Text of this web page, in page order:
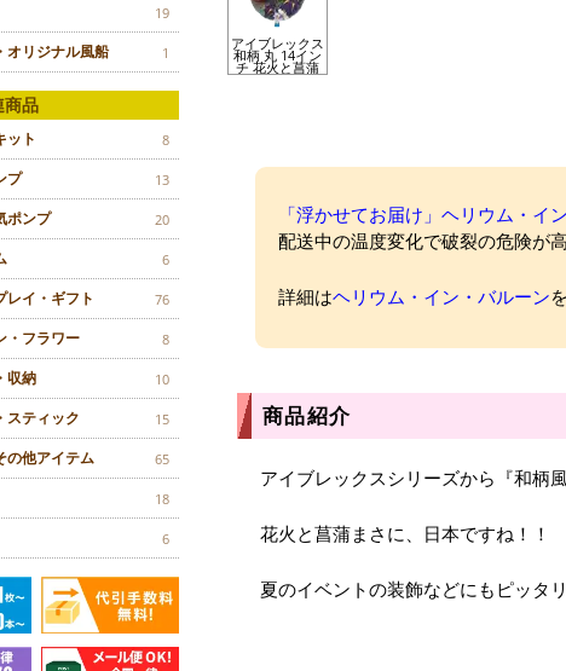
19
オリジナル風船 1
商品
ット 8
プ 13
ポンプ 20
6
レイ・ギフト 76
・フラワー 8
収納 10
スティック 15
の他アイテム 65
18
6
アイブレックス
和柄 丸 14イン
チ 花火と菖蒲
「浮かせてお届け」ヘリウム・イ
配送中の温度変化で破裂の危険が
詳細はヘリウム・イン・バルーン
商品紹介
アイブレックスシリーズから『和柄
花火と菖蒲まさに、日本ですね！！
夏のイベントの装飾などにもピッタリ